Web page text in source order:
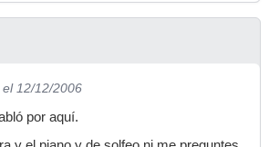
el 12/12/2006
por aquí.